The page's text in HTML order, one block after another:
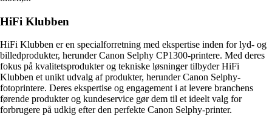
HiFi Klubben
HiFi Klubben er en specialforretning med ekspertise inden for lyd- og
billedprodukter, herunder Canon Selphy CP1300-printere. Med deres
fokus på kvalitetsprodukter og tekniske løsninger tilbyder HiFi
Klubben et unikt udvalg af produkter, herunder Canon Selphy-
fotoprintere. Deres ekspertise og engagement i at levere branchens
førende produkter og kundeservice gør dem til et ideelt valg for
forbrugere på udkig efter den perfekte Canon Selphy-printer.